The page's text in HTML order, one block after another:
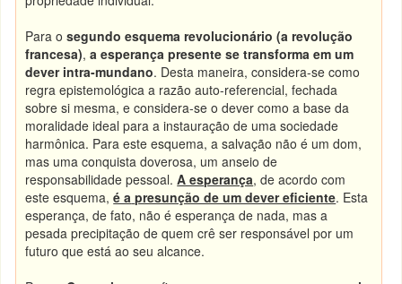
Para osegundo esquema revolucionário (a revolução
francesa),a esperança presente se transforma em um
dever intra-mundano. Desta maneira, considera-se como
regra epistemológica a razão auto-referencial, fechada
sobre si mesma, e considera-se o dever como a base da
moralidade ideal para a instauração de uma sociedade
harmônica. Para este esquema, a salvação não é um dom,
mas uma conquista doverosa, um anseio de
responsabilidade pessoal.A esperança, de acordo com
este esquema,é a presunção de um dever eficiente. Esta
esperança, de fato, não é esperança de nada, mas a
pesada precipitação de quem crê ser responsável por um
futuro que está ao seu alcance.